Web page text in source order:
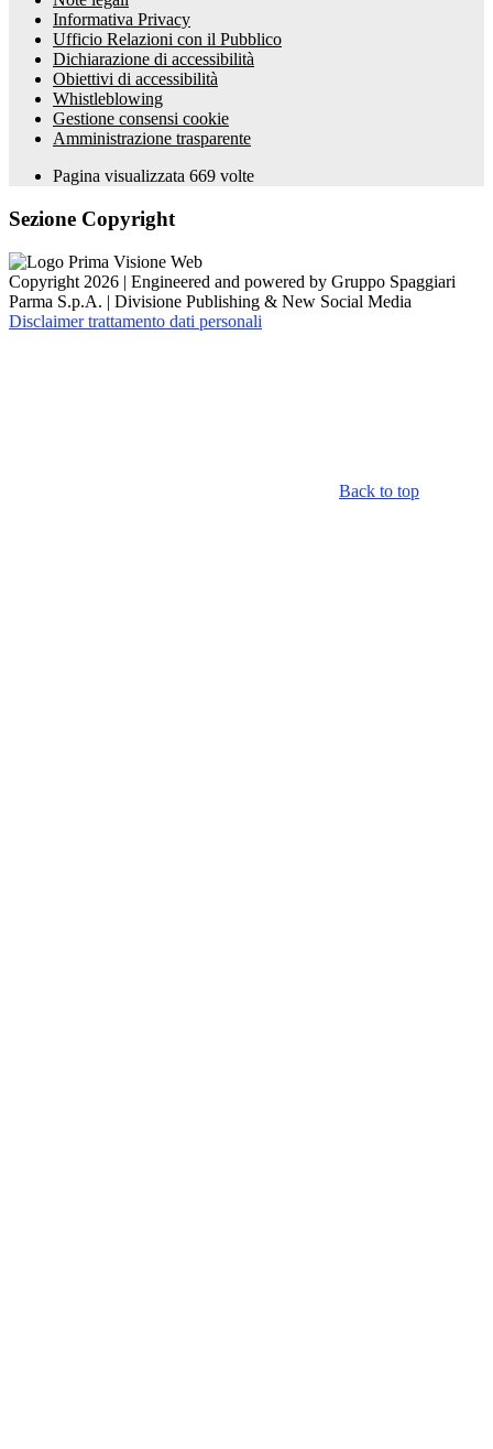
Informativa Privacy
Ufficio Relazioni con il Pubblico
Dichiarazione di accessibilità
Obiettivi di accessibilità
Whistleblowing
Gestione consensi cookie
Amministrazione trasparente
Pagina visualizzata 669 volte
Sezione Copyright
Copyright 2026 | Engineered and powered by Gruppo Spaggiari
Parma S.p.A. | Divisione Publishing & New Social Media
Disclaimer trattamento dati personali
Back to top